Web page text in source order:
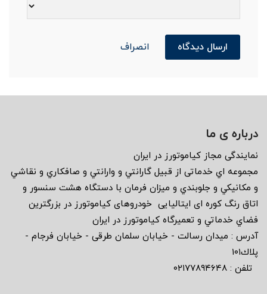
ارسال دیدگاه انصراف
درباره ی ما
نمايندگى مجاز كياموتورز در ايران
مجموعه اي خدماتى از قبيل گارانتي و وارانتي و صافكاري و نقاشي
و مكانيكي و جلوبندي و ميزان فرمان با دستگاه هشت سنسور و
اتاق رنگ كوره اى ايتاليايى خودروهاى كياموتورز در بزرگترين
فضاي خدماتي و تعميرگاه كياموتورز در ايران
آدرس : ميدان رسالت - خيابان سلمان طرقى - خيابان فرجام -
پلاك١٠١
تلفن : ٠٢١٧٧٨٩٤٦٤٨